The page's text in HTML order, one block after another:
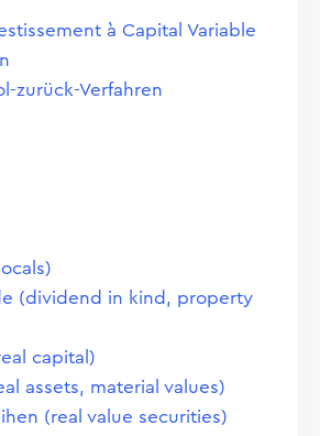
à Capital Variable
zurück-Verfahren
(dividend in kind, property
capital)
assets, material values)
(real value securities)